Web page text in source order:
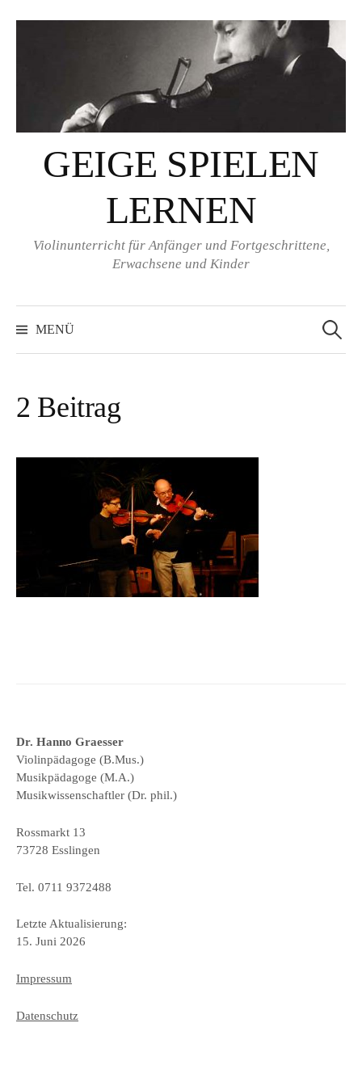
GEIGE SPIELEN
LERNEN
Violinunterricht für Anfänger und Fortgeschrittene,
Erwachsene und Kinder
MENÜ
nach:
2 Beitrag
Dr. Hanno Graesser
Violinpädagoge (B.Mus.)
Musikpädagoge (M.A.)
Musikwissenschaftler (Dr. phil.)
Rossmarkt 13
73728 Esslingen
Tel. 0711 9372488
Letzte Aktualisierung:
15. Juni 2026
Impressum
Datenschutz